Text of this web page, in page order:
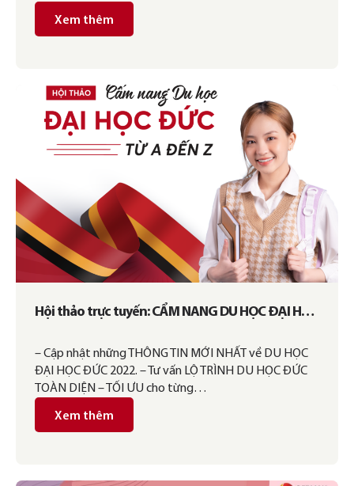
Xem thêm
Hội thảo trực tuyến: CẨM NANG DU HỌC ĐẠI HỌC
– Cập nhật những THÔNG TIN MỚI NHẤT về DU HỌC
ĐẠI HỌC ĐỨC 2022. – Tư vấn LỘ TRÌNH DU HỌC ĐỨC
TOÀN DIỆN – TỐI ƯU cho từng…
Xem thêm